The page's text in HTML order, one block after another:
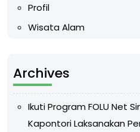
Profil
Wisata Alam
Archives
Ikuti Program FOLU Net
Kapontori Laksanakan